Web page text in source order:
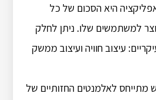
היא הסכום של כל
למשתמשים שלו. ניתן לחלק
עיצוב חוויה ועיצוב ממשק
לאלמנטים החזותיים של